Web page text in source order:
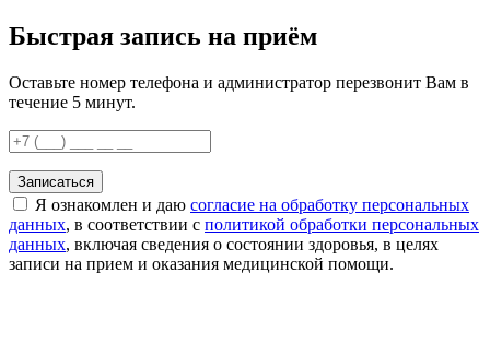
Быстрая запись на приём
Оставьте номер телефона и администратор перезвонит Вам в
течение 5 минут.
Записаться
Я ознакомлен и даю согласие на обработку персональных
данных, в соответствии с политикой обработки персональных
данных, включая сведения о состоянии здоровья, в целях
записи на прием и оказания медицинской помощи.